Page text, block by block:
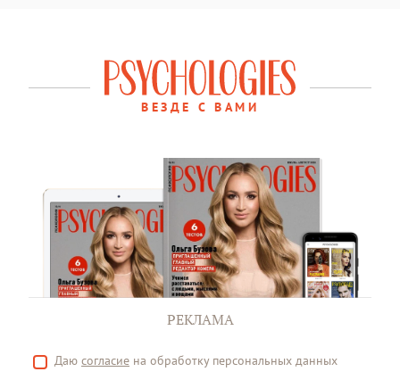
ВЕЗДЕ С ВАМИ
РЕКЛАМА
Даю согласие на обработку персональных данных